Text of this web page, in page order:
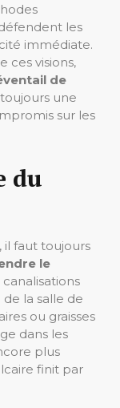
les
immédiate.
ces visions,
de
toujours une
sur les
du
il faut toujours
le
la salle de
ou graisses
dans les
plus
finit par